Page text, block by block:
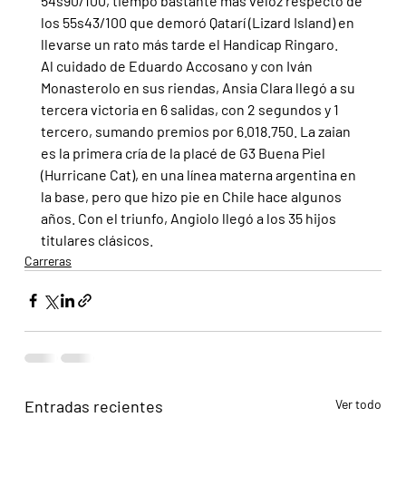
los 55s43/100 que demoró Qatarí (Lizard Island) en
llevarse un rato más tarde el Handicap Ringaro.
Al cuidado de Eduardo Accosano y con Iván
Monasterolo en sus riendas, Ansia Clara llegó a su
tercera victoria en 6 salidas, con 2 segundos y 1
tercero, sumando premios por 6.018.750. La zaian
es la primera cría de la placé de G3 Buena Piel
(Hurricane Cat), en una línea materna argentina en
la base, pero que hizo pie en Chile hace algunos
años. Con el triunfo, Angiolo llegó a los 35 hijos
titulares clásicos.
Carreras
Entradas recientes Ver todo